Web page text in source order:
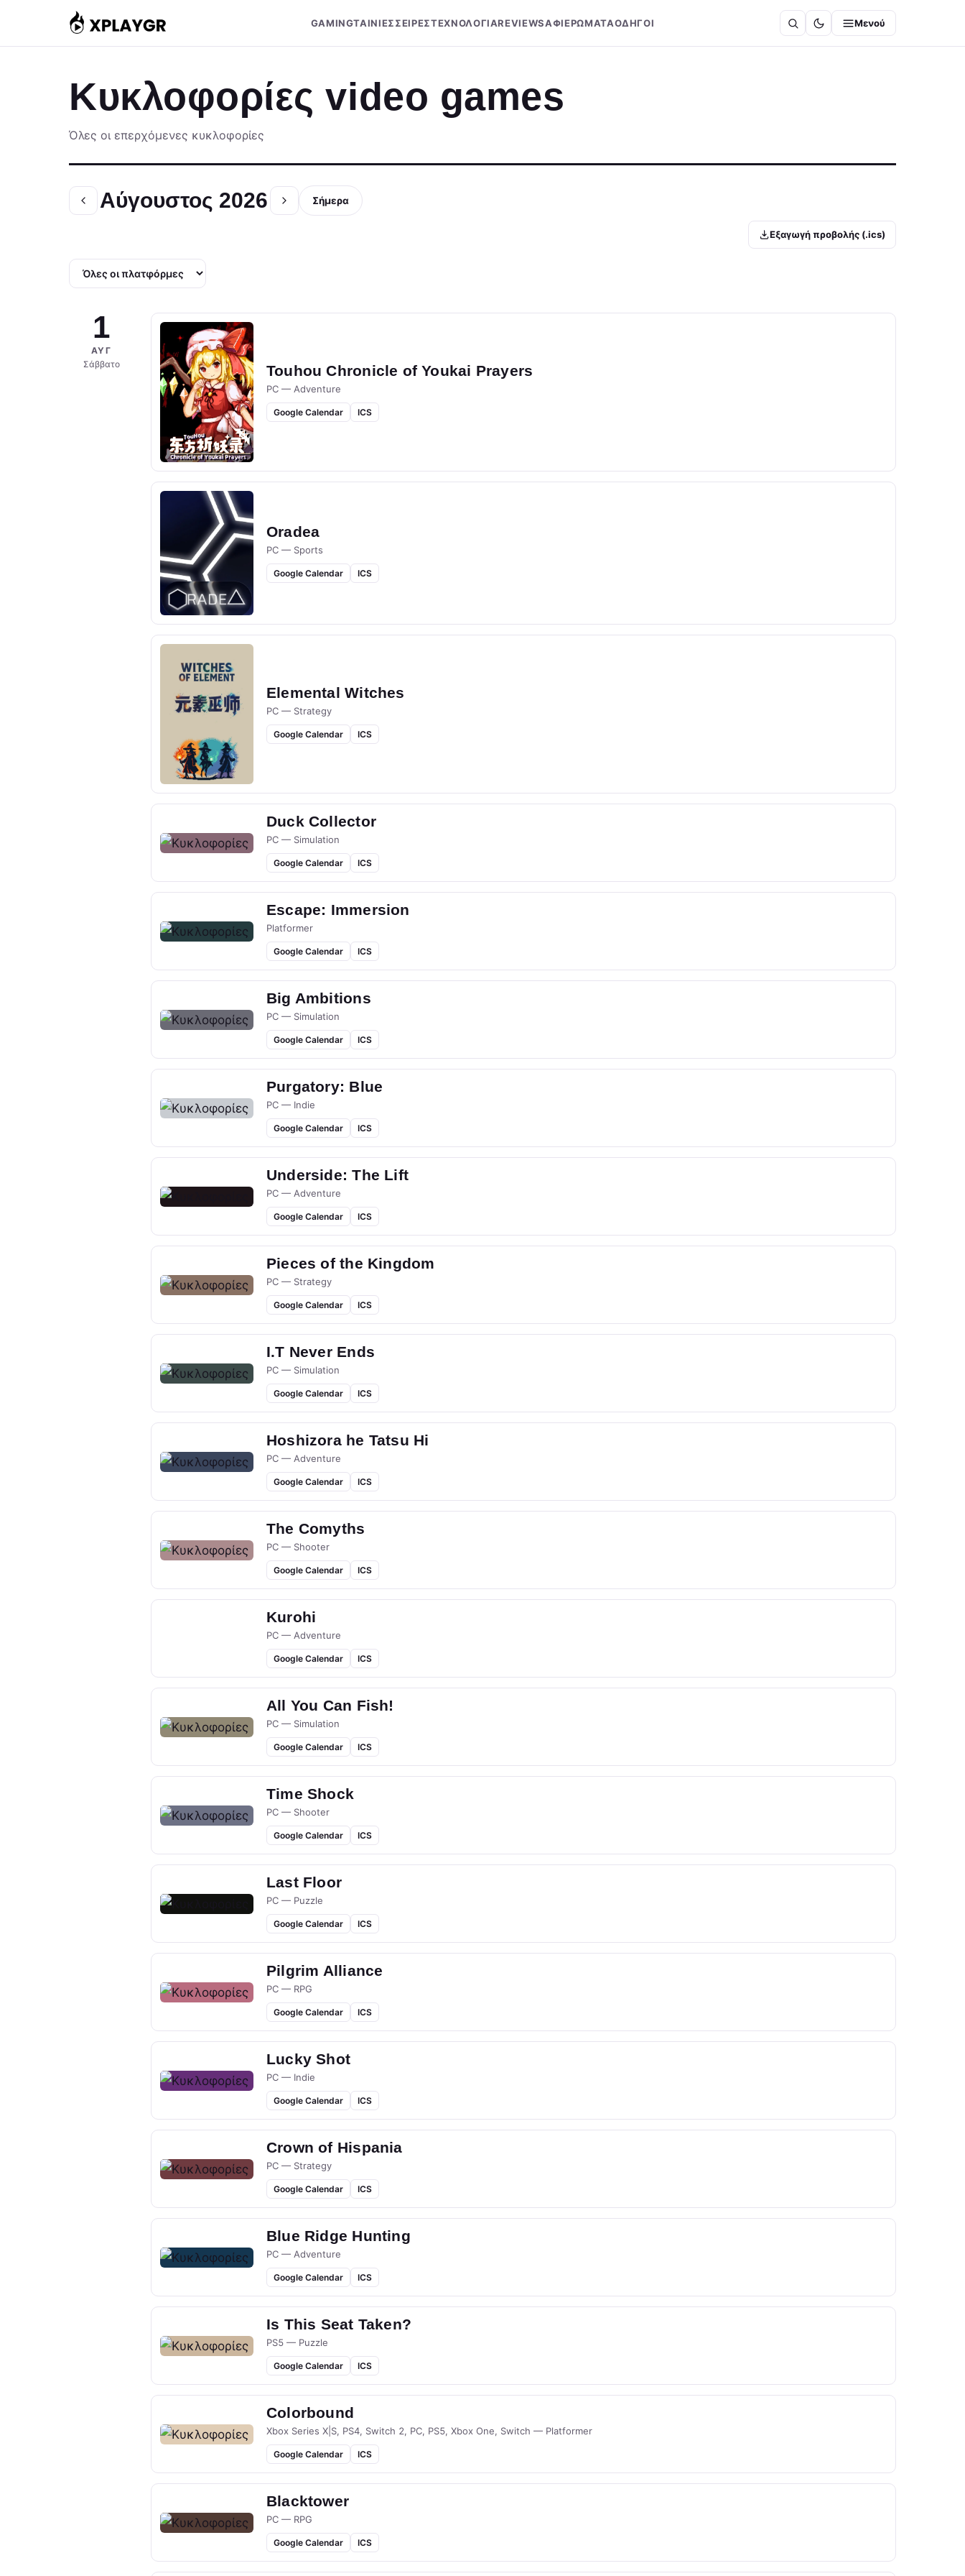
περιεχόμενο
GAMINGΤΑΙΝΙΕΣΣΕΙΡΕΣΤΕΧΝΟΛΟΓΙΑREVIEWSΑΦΙΕΡΩΜΑΤΑΟΔΗΓΟΙ Μενού
Κυκλοφορίες video games
Όλες οι επερχόμενες κυκλοφορίες
Αύγουστος 2026 Σήμερα
Εξαγωγή προβολής (.ics)
1
ΑΥΓ
Σάββατο
Touhou Chronicle of Youkai Prayers
PC — Adventure
Google Calendar ICS
Oradea
PC — Sports
Google Calendar ICS
Elemental Witches
PC — Strategy
Google Calendar ICS
Duck Collector
PC — Simulation
Google Calendar ICS
Escape: Immersion
Platformer
Google Calendar ICS
Big Ambitions
PC — Simulation
Google Calendar ICS
Purgatory: Blue
PC — Indie
Google Calendar ICS
Underside: The Lift
PC — Adventure
Google Calendar ICS
Pieces of the Kingdom
PC — Strategy
Google Calendar ICS
I.T Never Ends
PC — Simulation
Google Calendar ICS
Hoshizora he Tatsu Hi
PC — Adventure
Google Calendar ICS
The Comyths
PC — Shooter
Google Calendar ICS
Kurohi
PC — Adventure
Google Calendar ICS
All You Can Fish!
PC — Simulation
Google Calendar ICS
Time Shock
PC — Shooter
Google Calendar ICS
Last Floor
PC — Puzzle
Google Calendar ICS
Pilgrim Alliance
PC — RPG
Google Calendar ICS
Lucky Shot
PC — Indie
Google Calendar ICS
Crown of Hispania
PC — Strategy
Google Calendar ICS
Blue Ridge Hunting
PC — Adventure
Google Calendar ICS
Is This Seat Taken?
PS5 — Puzzle
Google Calendar ICS
Colorbound
Xbox Series X|S, PS4, Switch 2, PC, PS5, Xbox One, Switch — Platformer
Google Calendar ICS
Blacktower
PC — RPG
Google Calendar ICS